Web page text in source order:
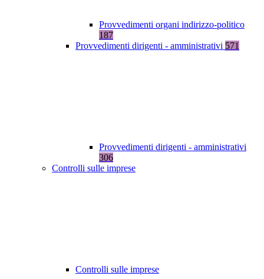
Provvedimenti organi indirizzo-politico
187
Provvedimenti dirigenti - amministrativi 571
Provvedimenti dirigenti - amministrativi
306
Controlli sulle imprese
Controlli sulle imprese